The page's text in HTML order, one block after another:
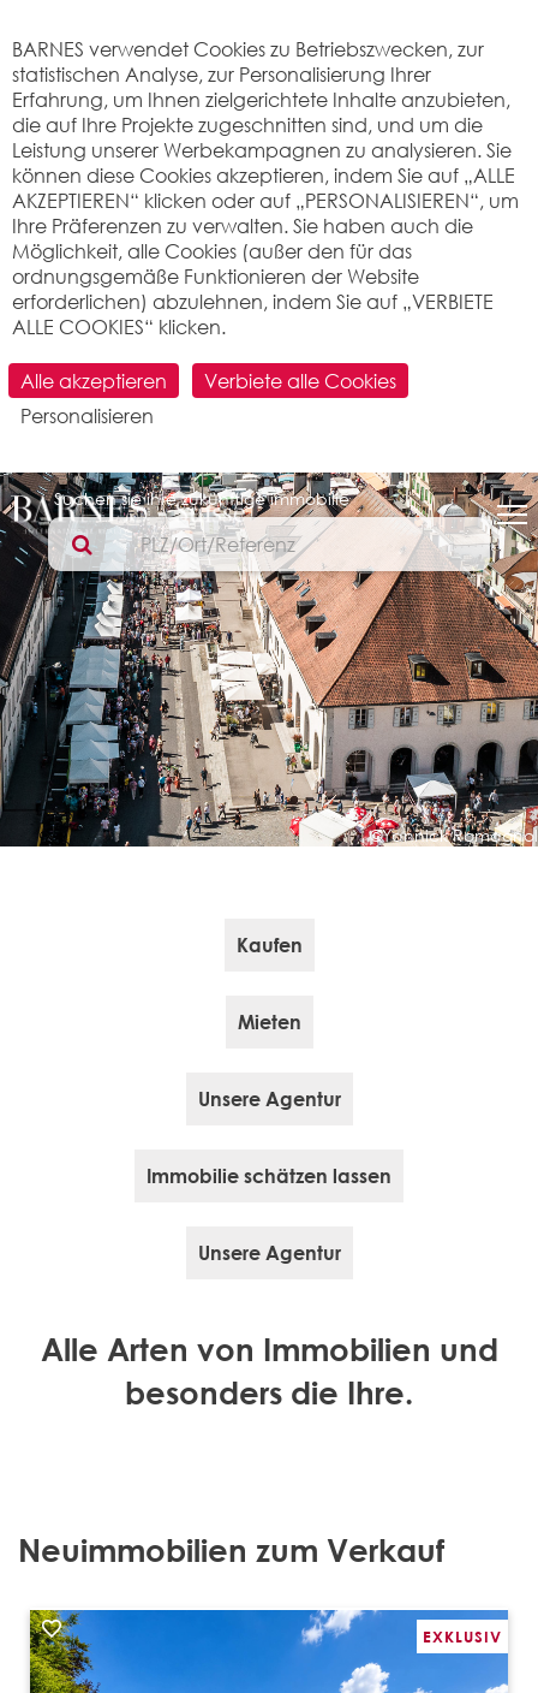
Suchen sie ihre zukünftige immobilie
©Yannick Romagnol
Kaufen
Mieten
Unsere Agentur
Immobilie schätzen lassen
Unsere Agentur
Alle Arten von Immobilien und
besonders die Ihre.
Neuimmobilien zum Verkauf
EXKLUSIV
BARNES verwendet Cookies zu Betriebszwecken, zur
statistischen Analyse, zur Personalisierung Ihrer
Erfahrung, um Ihnen zielgerichtete Inhalte anzubieten,
die auf Ihre Projekte zugeschnitten sind, und um die
Leistung unserer Werbekampagnen zu analysieren. Sie
können diese Cookies akzeptieren, indem Sie auf „ALLE
AKZEPTIEREN“ klicken oder auf „PERSONALISIEREN“, um
Ihre Präferenzen zu verwalten. Sie haben auch die
Möglichkeit, alle Cookies (außer den für das
ordnungsgemäße Funktionieren der Website
erforderlichen) abzulehnen, indem Sie auf „VERBIETE
ALLE COOKIES“ klicken.
Alle akzeptieren
Verbiete alle Cookies
Personalisieren